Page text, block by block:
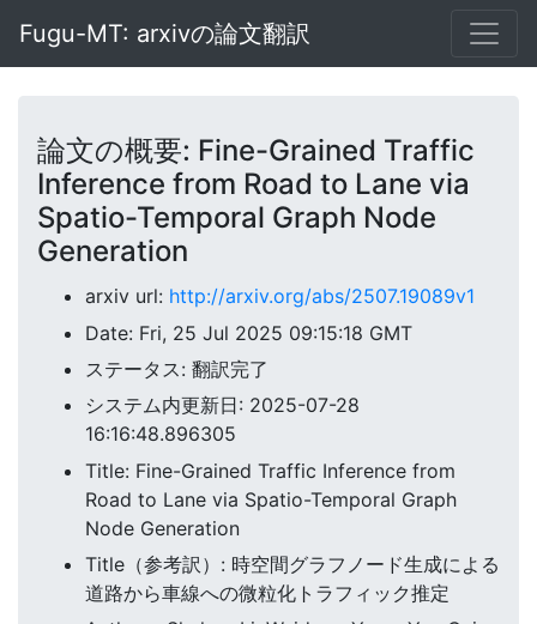
Fugu-MT: arxivの論文翻訳
論文の概要: Fine-Grained Traffic
Inference from Road to Lane via
Spatio-Temporal Graph Node
Generation
arxiv url: http://arxiv.org/abs/2507.19089v1
Date: Fri, 25 Jul 2025 09:15:18 GMT
ステータス: 翻訳完了
システム内更新日: 2025-07-28
16:16:48.896305
Title: Fine-Grained Traffic Inference from
Road to Lane via Spatio-Temporal Graph
Node Generation
Title（参考訳）: 時空間グラフノード生成による
道路から車線への微粒化トラフィック推定